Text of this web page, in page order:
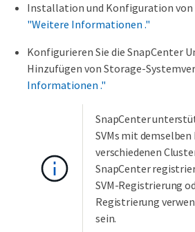
Installation und Konfiguration von
"Weitere Informationen ."
Konfigurieren Sie die SnapCenter
Hinzufügen von Storage-
Informationen ."
SnapCenter
SVMs mit
verschiedenen
SnapCenter
SVM-Registrierung
Registrierung
sein.